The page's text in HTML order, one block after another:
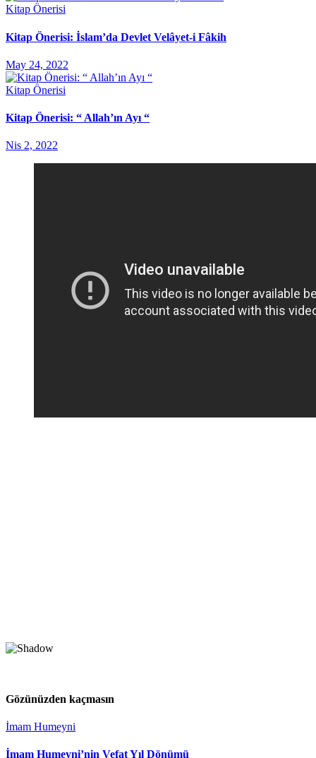
Kitap Önerisi
Kitap Önerisi: İslam’da Devlet Velâyet-i Fâkih
May 24, 2022
Kitap Önerisi
Kitap Önerisi: “ Allah’ın Ayı “
Nis 2, 2022
Gözünüzden kaçmasın
İmam Humeyni
İmam Humeyni’nin Vefat Yıl Dönümü